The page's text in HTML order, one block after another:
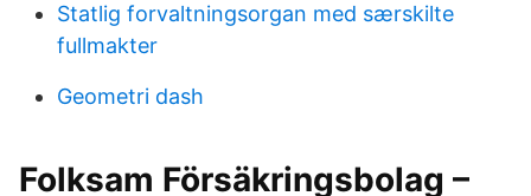
Statlig forvaltningsorgan med særskilte
fullmakter
Geometri dash
Folksam Försäkringsbolag –